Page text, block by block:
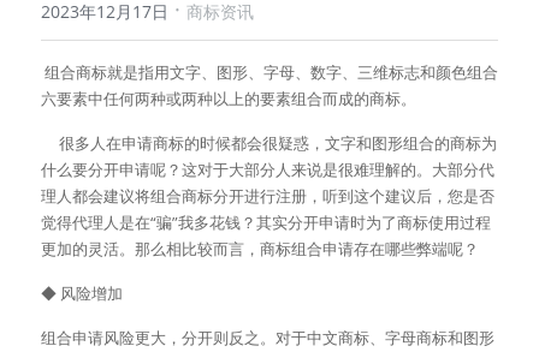
2023年12月17日 · 商标资讯
六要素中任何两种或两种以上的要素组合而成的商标。
什么要分开申请呢？这对于大部分人来说是很难理解的。大部分代
理人都会建议将组合商标分开进行注册，听到这个建议后，您是否
觉得代理人是在“骗”我多花钱？其实分开申请时为了商标使用过程
更加的灵活。那么相比较而言，商标组合申请存在哪些弊端呢？
◆ 风险增加
组合申请风险更大，分开则反之。对于中文商标、字母商标和图形